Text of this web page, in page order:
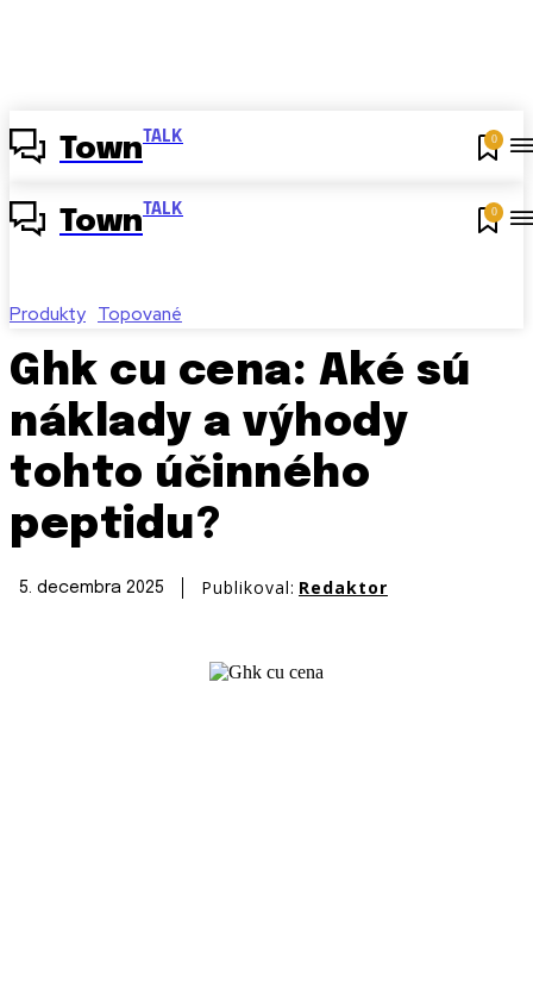
Town TALK 0
Town TALK 0
Produkty Topované
Ghk cu cena: Aké sú
náklady a výhody
tohto účinného
peptidu?
5. decembra 2025 Publikoval: Redaktor